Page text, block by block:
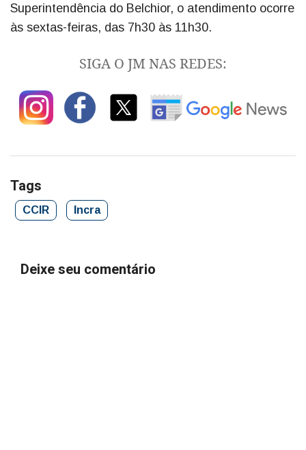
Superintendência do Belchior, o atendimento ocorre
às sextas-feiras, das 7h30 às 11h30.
SIGA O JM NAS REDES:
Tags
CCIR Incra
Deixe seu comentário